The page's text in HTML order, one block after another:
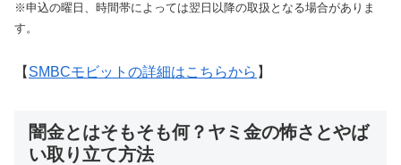
※申込の曜日、時間帯によっては翌日以降の取扱となる場合がありま
す。
【 SMBCモビットの詳細はこちらから 】
闇金とはそもそも何？ヤミ金の怖さとやば
い取り立て方法